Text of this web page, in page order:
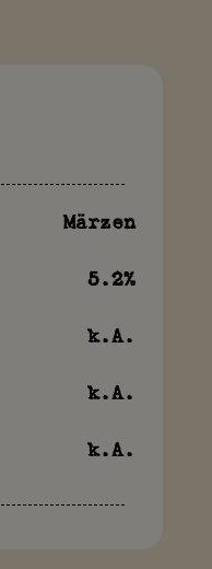
Märzen
5.2%
k.A.
k.A.
k.A.